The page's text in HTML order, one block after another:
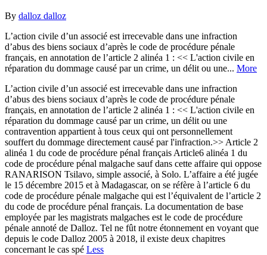
By dalloz dalloz
L’action civile d’un associé est irrecevable dans une infraction
d’abus des biens sociaux d’après le code de procédure pénale
français, en annotation de l’article 2 alinéa 1 : << L'action civile en
réparation du dommage causé par un crime, un délit ou une... More
L’action civile d’un associé est irrecevable dans une infraction
d’abus des biens sociaux d’après le code de procédure pénale
français, en annotation de l’article 2 alinéa 1 : << L'action civile en
réparation du dommage causé par un crime, un délit ou une
contravention appartient à tous ceux qui ont personnellement
souffert du dommage directement causé par l'infraction.>> Article 2
alinéa 1 du code de procédure pénal français Article6 alinéa 1 du
code de procédure pénal malgache sauf dans cette affaire qui oppose
RANARISON Tsilavo, simple associé, à Solo. L’affaire a été jugée
le 15 décembre 2015 et à Madagascar, on se réfère à l’article 6 du
code de procédure pénale malgache qui est l’équivalent de l’article 2
du code de procédure pénal français. La documentation de base
employée par les magistrats malgaches est le code de procédure
pénale annoté de Dalloz. Tel ne fût notre étonnement en voyant que
depuis le code Dalloz 2005 à 2018, il existe deux chapitres
concernant le cas spé Less